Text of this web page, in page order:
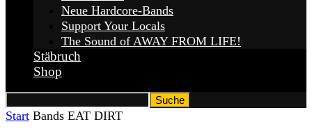
Neue Hardcore-Bands
Support Your Locals
The Sound of AWAY FROM LIFE!
Stäbruch
Shop
Start Bands EAT DIRT